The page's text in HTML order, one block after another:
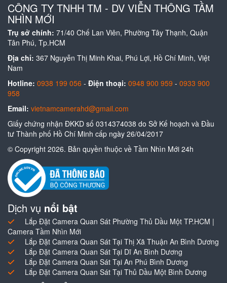
CÔNG TY TNHH TM - DV VIỄN THÔNG TẦM
NHÌN MỚI
Trụ sở chính: 71/40 Chế Lan Viên, Phường Tây Thạnh, Quận
Tân Phú, Tp.HCM
Địa chỉ: 367 Nguyễn Thị Minh Khai, Phú Lợi, Hồ Chí Minh, Việt
Nam
Hotline: 0938 199 056 - Điện thoại: 0948 900 959 - 0933 900
958
Email: vietnamcamerahd@gmail.com
Giấy chứng nhận ĐKKD số 0314374038 do Sở Kế hoạch và Đầu
tư Thành phố Hồ Chí Minh cấp ngày 26/04/2017
© Copyright 2026. Bản quyền thuộc về Tầm Nhìn Mới 24h
Dịch vụ nổi bật
Lắp Đặt Camera Quan Sát Phường Thủ Dầu Một TP.HCM |
Camera Tầm Nhìn Mới
Lắp Đặt Camera Quan Sát Tại Thị Xã Thuận An Bình Dương
Lắp Đặt Camera Quan Sát Tại Dĩ An Bình Dương
Lắp Đặt Camera Quan Sát Tại An Phú Bình Dương
Lắp Đặt Camera Quan Sát Tại Thủ Dầu Một Bình Dương